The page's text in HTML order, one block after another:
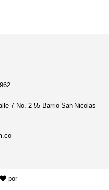
7 No. 2-55 Barrio San Nicolas
por